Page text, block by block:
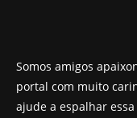
Somos amigos
portal com muito
ajude a espalhar